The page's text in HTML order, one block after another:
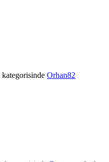
kategorisinde Orhan82